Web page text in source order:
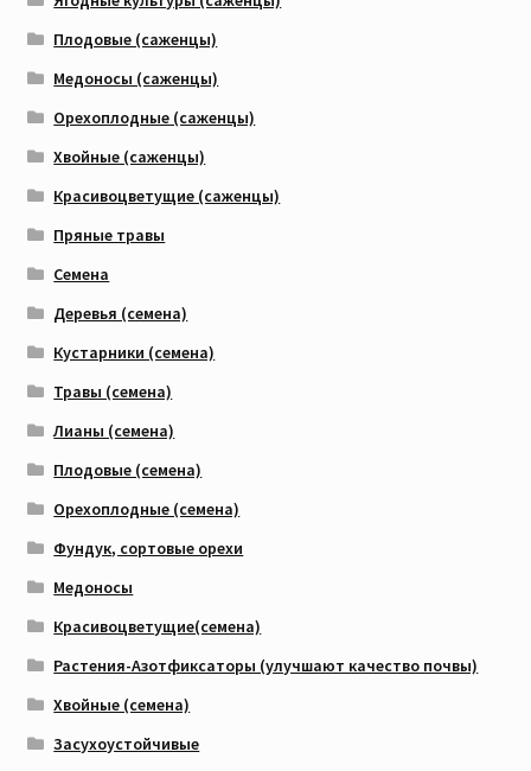
Плодовые (саженцы)
Медоносы (саженцы)
Орехоплодные (саженцы)
Хвойные (саженцы)
Красивоцветущие (саженцы)
Пряные травы
Семена
Деревья (семена)
Кустарники (семена)
Травы (семена)
Лианы (семена)
Плодовые (семена)
Орехоплодные (семена)
Фундук, сортовые орехи
Медоносы
Красивоцветущие(семена)
Растения-Азотфиксаторы (улучшают качество почвы)
Хвойные (семена)
Засухоустойчивые